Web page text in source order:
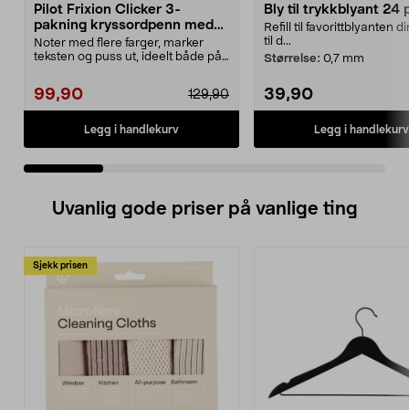
Pilot Frixion Clicker 3-
pakning kryssordpenn med
refill og markeringstusj
Noter med flere farger, marker
teksten og puss ut, ideelt både på
99,90 129,90
Legg i handlekurv
Bly til trykkblyant 24
Refill til favorittblyanten
til d...
Størrelse: 0,7 mm
39,90
Legg i handlekurv
Uvanlig gode priser på vanlige ting
Sjekk prisen